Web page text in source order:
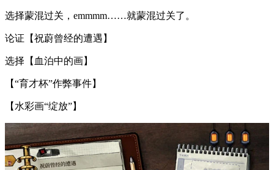
选择蒙混过关，emmmm……就蒙混过关了。
论证【祝蔚曾经的遭遇】
选择【血泊中的画】
【“育才杯”作弊事件】
【水彩画“绽放”】